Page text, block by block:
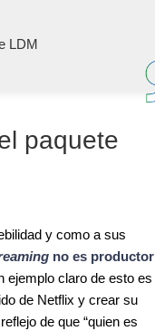
LDM
paquete
y como a sus
no es productor
ejemplo claro de esto es
de Netflix y crear su
de que “quien es